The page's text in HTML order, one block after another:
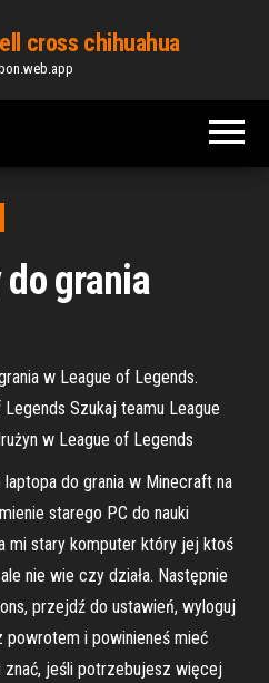
cross chihuahua
grania
w League of Legends.
Szukaj teamu League
w League of Legends
do grania w Minecraft na
starego PC do nauki
mi stary komputer który jej ktoś
nie wie czy działa. Następnie
przejdź do ustawień, wyloguj
powrotem i powinieneś mieć
znać, jeśli potrzebujesz więcej